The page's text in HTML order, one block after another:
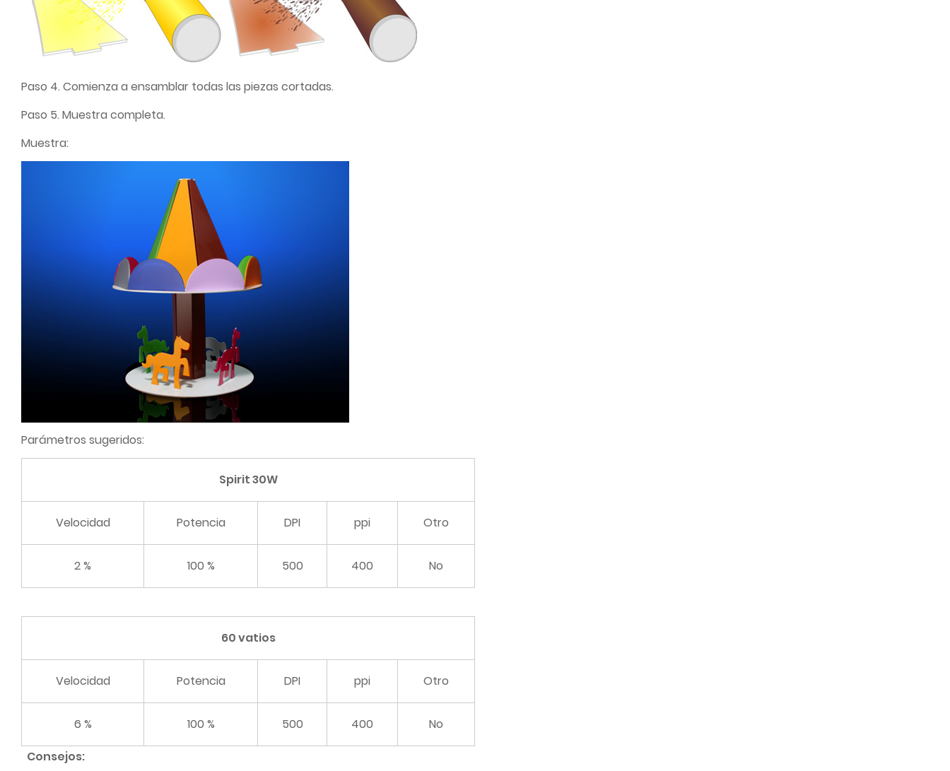
Paso 4. Comienza a ensamblar todas las piezas cortadas.
Paso 5. Muestra completa.
Muestra:
Parámetros sugeridos:
Spirit 30W
Velocidad Potencia DPI ppi Otro
2 % 100 % 500 400 No
60 vatios
Velocidad Potencia DPI ppi Otro
6 % 100 % 500 400
No
Consejos: